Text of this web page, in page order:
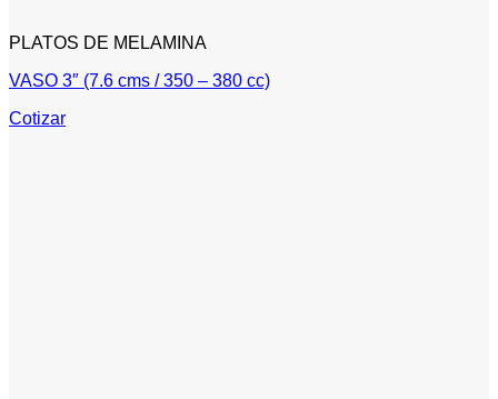
PLATOS DE MELAMINA
VASO 3″ (7.6 cms / 350 – 380 cc)
Cotizar